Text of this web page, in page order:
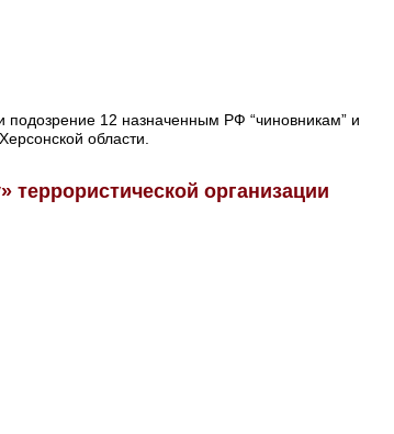
подозрение 12 назначенным РФ “чиновникам” и
области.
террористической организации